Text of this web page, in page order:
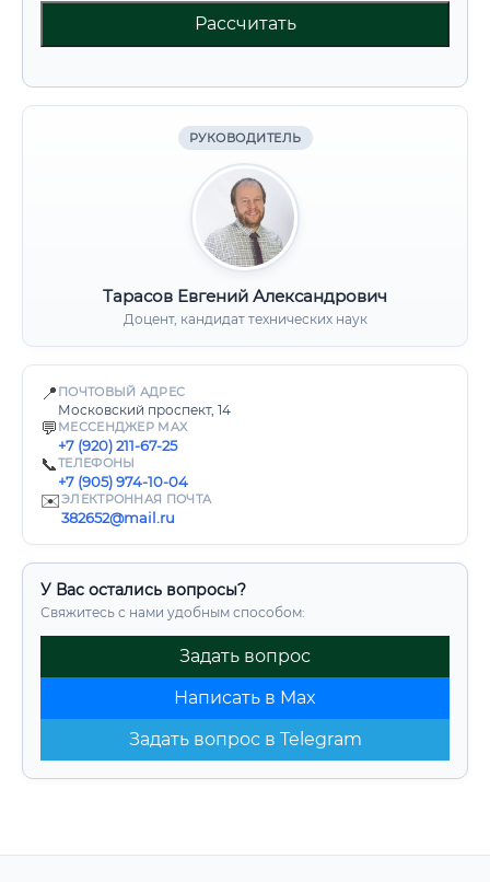
Рассчитать
РУКОВОДИТЕЛЬ
Тарасов Евгений Александрович
Доцент, кандидат технических наук
📍 ПОЧТОВЫЙ АДРЕС
Московский проспект, 14
💬 МЕССЕНДЖЕР MAX
+7 (920) 211-67-25
📞ТЕЛЕФОНЫ
+7 (905) 974-10-04
✉️ЭЛЕКТРОННАЯ ПОЧТА
382652@mail.ru
У Вас остались вопросы?
Свяжитесь с нами удобным способом:
Задать вопрос
Написать в Max
Задать вопрос в Telegram